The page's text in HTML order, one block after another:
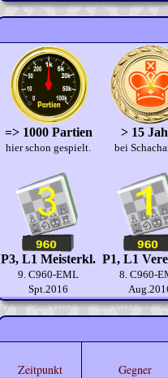
=> 1000 Partien
hier schon gespielt.
> 15
bei
P3, L1 Meisterkl.
9. C960-EML
Spt.2016
P1, L1
8. C960-
Zeitpunkt Gegner